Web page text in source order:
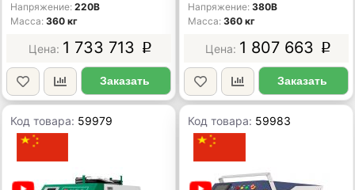
Напряжение 220В
Масса 360 кг
1 733 713 p
Заказать
Напряжение 380В
Масса 360 кг
1 807 663 p
Заказать
Код товара: 59979 Код товара: 59983